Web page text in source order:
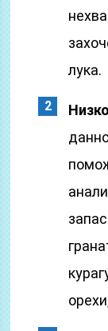
лука.